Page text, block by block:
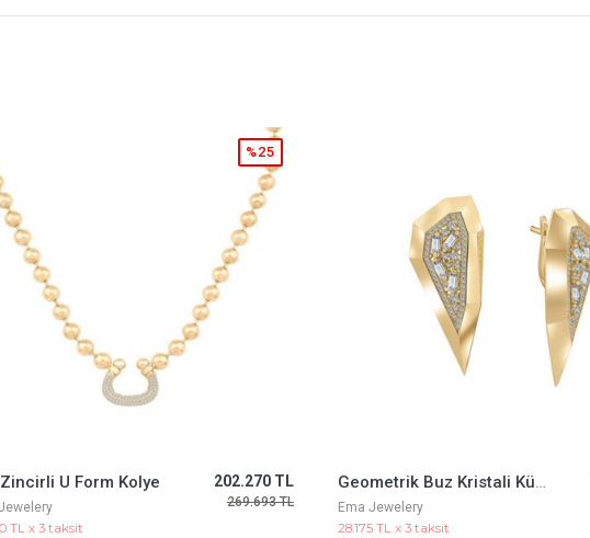
TL x 3 taksit
76.723 TL
102.297 TL
%25
Renkli Toplu Altın Bileklik
Ema Jewelery
15.368 TL x 3 taksit